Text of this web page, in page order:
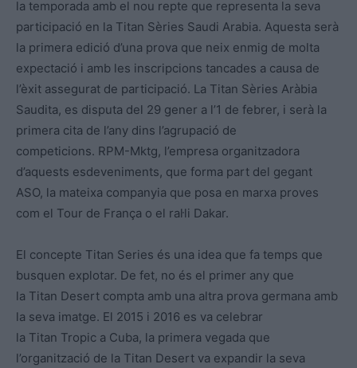
la temporada amb el nou repte que representa la seva
participació en la Titan Sèries Saudi Arabia. Aquesta serà
la primera edició d’una prova que neix enmig de molta
expectació i amb les inscripcions tancades a causa de
l’èxit assegurat de participació. La Titan Sèries Aràbia
Saudita, es disputa del 29 gener a l’1 de febrer, i serà la
primera cita de l’any dins l’agrupació de
competicions. RPM-Mktg, l’empresa organitzadora
d’aquests esdeveniments, que forma part del gegant
ASO, la mateixa companyia que posa en marxa proves
com el Tour de França o el ral·li Dakar.
El concepte Titan Series és una idea que fa temps que
busquen explotar. De fet, no és el primer any que
la Titan Desert compta amb una altra prova germana amb
la seva imatge. El 2015 i 2016 es va celebrar
la Titan Tropic a Cuba, la primera vegada que
l’organització de la Titan Desert va expandir la seva